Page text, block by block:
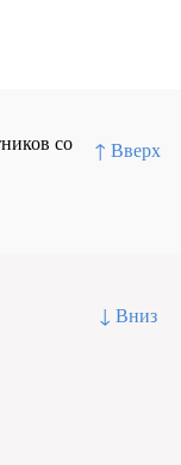
↑ Вверх
↓ Вниз
со